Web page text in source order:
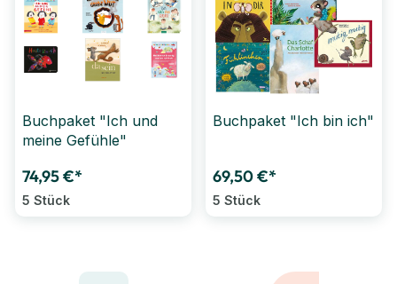
Buchpaket "Ich und
meine Gefühle"
74,95 €*
5 Stück
Buchpaket "Ich bin ich"
69,50 €*
5 Stück